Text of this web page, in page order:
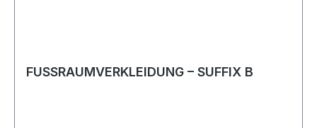
FUSSRAUMVERKLEIDUNG – SUFFIX B